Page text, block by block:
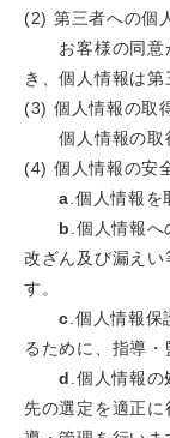
(2) 第三者への個
お客様の同意が
き、個人情報は第
(3) 個人情報の取
個人情報の取得
(4) 個人情報の安
a.個人情報を
b.個人情報へ
改ざん及び漏えい
す。
c.個人情報保
るために、指導・
d.個人情報の
先の選定を適正